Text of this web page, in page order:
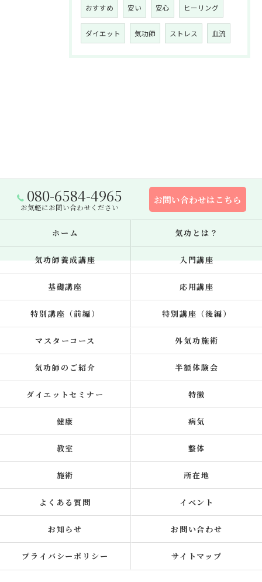
おすすめ 安い 安心 ヒーリング
ダイエット 気功師 ストレス 血流
080-6584-4965
お気軽にお問い合わせください
お問い合わせはこちら
ホーム 気功とは？
気功師養成講座 入門講座
基礎講座 応用講座
特別講座（前編） 特別講座（後編）
マスターコース 外気功施術
気功師のご紹介 半額体験会
ダイエットセミナー 特徴
健康 病気
教室 整体
施術 所在地
よくある質問 イベント
お知らせ お問い合わせ
プライバシーポリシー サイトマップ